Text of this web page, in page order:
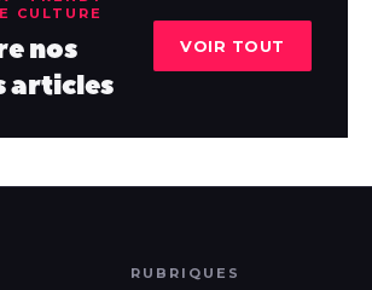
CULTURE
nos
articles
VOIR TOUT
RUBRIQUES